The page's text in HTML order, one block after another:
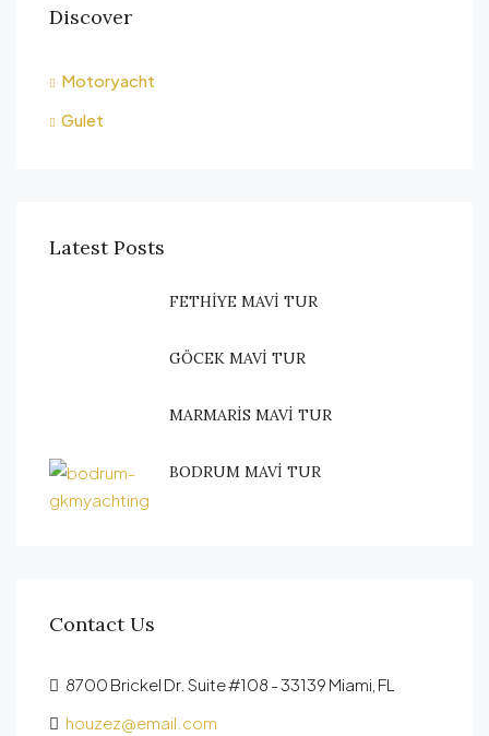
Discover
Motoryacht
Gulet
Latest Posts
FETHİYE MAVİ TUR
GÖCEK MAVİ TUR
MARMARİS MAVİ TUR
BODRUM MAVİ TUR
Contact Us
8700 Brickel Dr. Suite #108 - 33139 Miami, FL
houzez@email.com